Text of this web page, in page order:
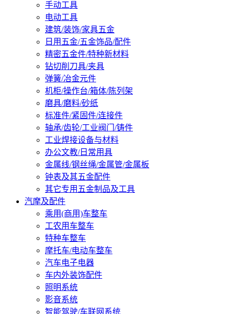
手动工具
电动工具
建筑/装饰/家具五金
日用五金/五金饰品/配件
精密五金件/特种新材料
钻切削刀具/夹具
弹簧/冶金元件
机柜/操作台/箱体/陈列架
磨具/磨料/砂纸
标准件/紧固件/连接件
轴承/齿轮/工业阀门/铸件
工业焊接设备与材料
办公文教/日常用具
金属线/钢丝绳/金属管/金属板
钟表及其五金配件
其它专用五金制品及工具
汽摩及配件
乘用(商用)车整车
工农用车整车
特种车整车
摩托车/电动车整车
汽车电子电器
车内外装饰配件
照明系统
影音系统
智能驾驶/车联网系统